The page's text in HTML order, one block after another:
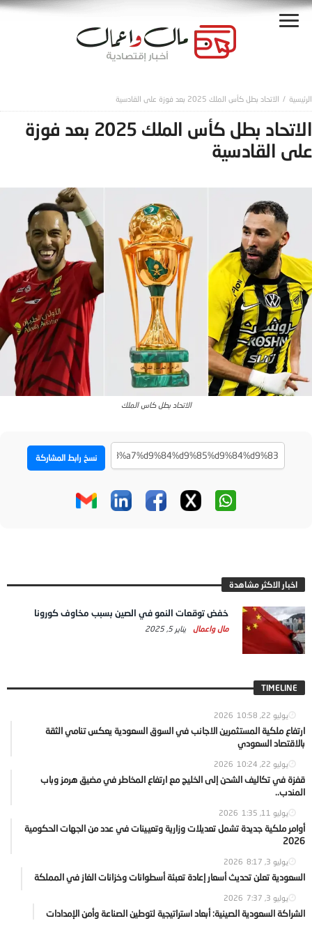
الاتحاد بطل كأس الملك 2025 بعد فوزة على القادسية
الاتحاد بطل كأس الملك 2025 بعد فوزة
على القادسية
الاتحاد بطل كاس الملك
نسخ رابط المشاركة
اخبار الاكثر مشاهدة
خفض توقعات النمو في الصين بسبب مخاوف كورونا
مال واعمال يناير 5, 2025
TIMELINE
يوليو 22, 2026 10:58
ارتفاع ملكية المستثمرين الاجانب في السوق السعودية يعكس تنامي الثقة
بالاقتصاد السعودي
يوليو 22, 2026 10:24
قفزة في تكاليف الشحن إلى الخليج مع ارتفاع المخاطر في مضيق هرمز وباب
المندب..
يوليو 11, 2026 1:35
أوامر ملكية جديدة تشمل تعديلات وزارية وتعيينات في عدد من الجهات الحكومية
2026
يوليو 3, 2026 8:17
السعودية تعلن تحديث أسعار إعادة تعبئة أسطوانات وخزانات الغاز في المملكة
يوليو 3, 2026 7:37
الشراكة السعودية الصينية: أبعاد استراتيجية لتوطين الصناعة وأمن الإمدادات